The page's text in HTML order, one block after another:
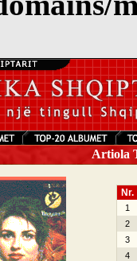
Artiola
Nr.
1
2
3
4